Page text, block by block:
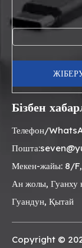
Бізбен
Телефон/
Мекен-жайы: 8/F,
Ан жолы, Гуанху
Гуандун, Қытай
Copyright ©